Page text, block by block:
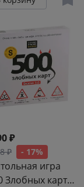
₽
₽ - 17%
игра
Злобных карт.